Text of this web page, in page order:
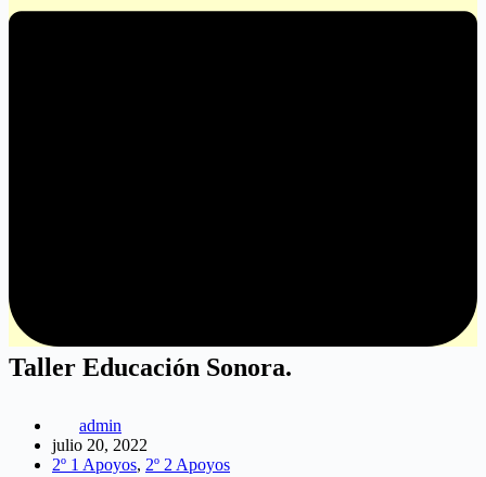
Taller Educación Sonora.
admin
julio 20, 2022
2º 1 Apoyos, 2º 2 Apoyos